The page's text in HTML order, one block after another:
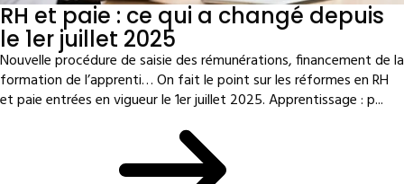
RH et paie : ce qui a changé depuis
le 1er juillet 2025
Nouvelle procédure de saisie des rémunérations, financement de la
formation de l’apprenti… On fait le point sur les réformes en RH
et paie entrées en vigueur le 1er juillet 2025. Apprentissage : p...